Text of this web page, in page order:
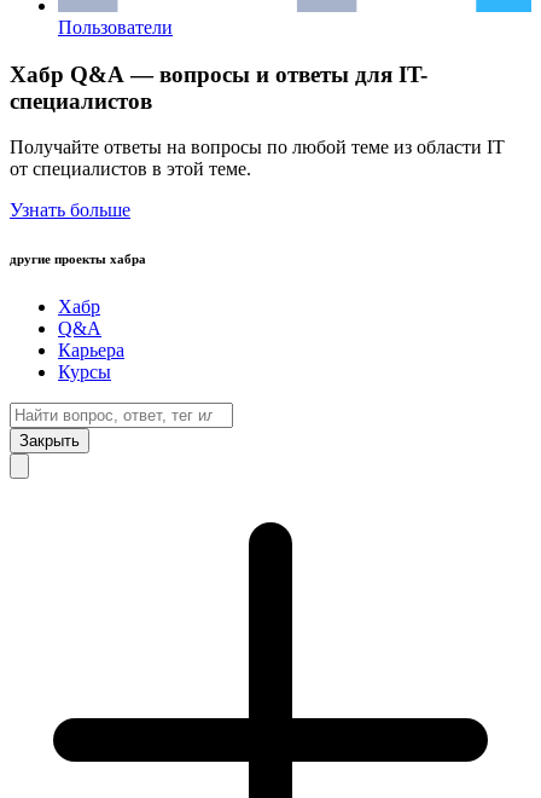
Пользователи
Хабр Q&A — вопросы и ответы для IT-
специалистов
Получайте ответы на вопросы по любой теме из области IT
от специалистов в этой теме.
Узнать больше
другие проекты хабра
Хабр
Q&A
Карьера
Курсы
Закрыть